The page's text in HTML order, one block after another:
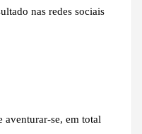
nas redes sociais
aventurar-se, em total